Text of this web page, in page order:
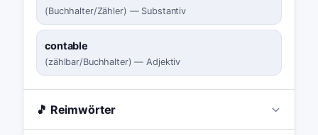
(Buchhalter/Zähler) — Substantiv
contable
(zählbar/Buchhalter) —Adjektiv
🎵 Reimwörter